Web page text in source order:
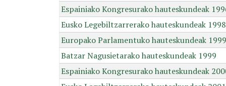
Espainiako Kongresurako hauteskundeak
Eusko Legebiltzarrerako hauteskundeak 1998
Europako Parlamentuko hauteskundeak 1999
Batzar Nagusietarako hauteskundeak 1999
Espainiako Kongresurako hauteskundeak